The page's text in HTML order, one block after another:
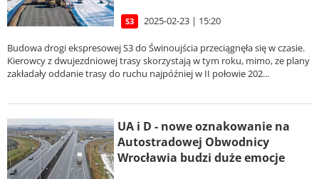
S3 2025-02-23 | 15:20
Budowa drogi ekspresowej S3 do Świnoujścia przeciągnęła się w czasie.
Kierowcy z dwujezdniowej trasy skorzystają w tym roku, mimo, ze plany
zakładały oddanie trasy do ruchu najpóźniej w II połowie 202...
UA i D - nowe oznakowanie na
Autostradowej Obwodnicy
Wrocławia budzi duże emocje